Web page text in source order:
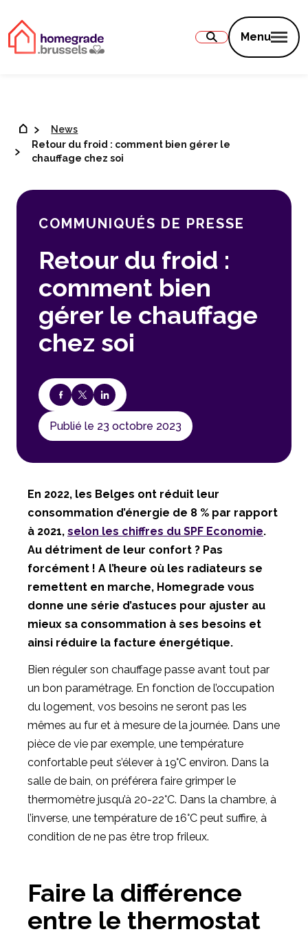
Menu
News
Retour du froid : comment bien gérer le
chauffage chez soi
COMMUNIQUÉS DE PRESSE
Retour du froid :
comment bien
gérer le chauffage
chez soi
Publié le 23 octobre 2023
En 2022, les Belges ont réduit leur
consommation d’énergie de 8 % par rapport
à 2021, selon les chiffres du SPF Economie.
Au détriment de leur confort ? Pas
forcément ! A l’heure où les radiateurs se
remettent en marche, Homegrade vous
donne une série d’astuces pour ajuster au
mieux sa consommation à ses besoins et
ainsi réduire la facture énergétique.
Bien réguler son chauffage passe avant tout par
un bon paramétrage. En fonction de l’occupation
du logement, vos besoins ne seront pas les
mêmes au fur et à mesure de la journée. Dans une
pièce de vie par exemple, une température
confortable peut s’élever à 19°C environ. Dans la
salle de bain, on préférera faire grimper le
thermomètre jusqu’à 20-22°C. Dans la chambre, à
l’inverse, une température de 16°C peut suffire, à
condition de ne pas être trop frileux.
Faire la différence
entre le thermostat